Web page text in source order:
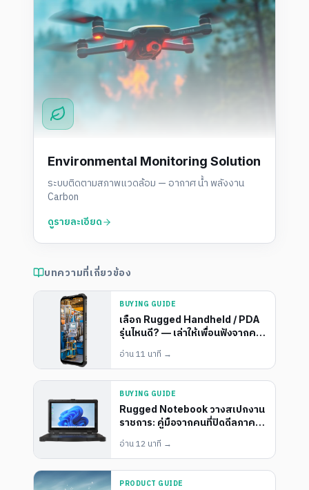
Environmental Monitoring Solution
ระบบติดตามสภาพแวดล้อม — อากาศ น้ำ พลังงาน
Carbon
ดูรายละเอียด
บทความที่เกี่ยวข้อง
BUYING GUIDE
เลือก Rugged Handheld / PDA
รุ่นไหนดี? — เล่าให้เพื่อนฟังจากคน
อ่าน11 นาที →
BUYING GUIDE
Rugged Notebook วางสเปกงาน
ราชการ: คู่มือจากคนที่ปิดดีลภาค
อ่าน12 นาที →
PRODUCT GUIDE